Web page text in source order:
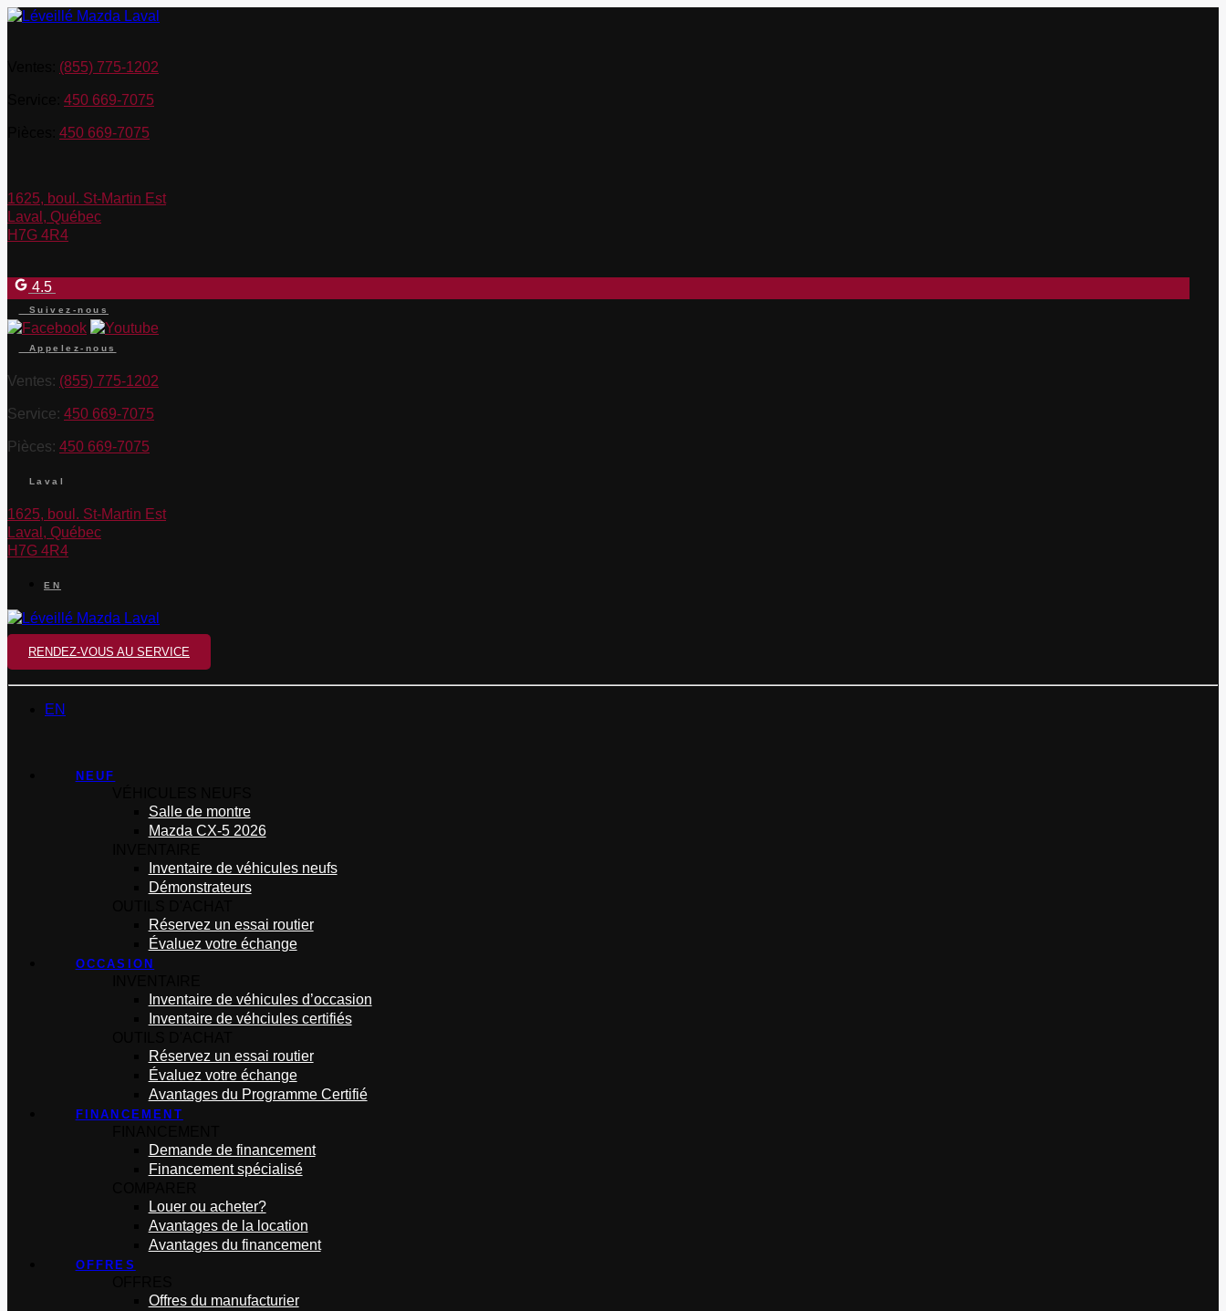
(855) 775-1202
450 669-7075
450 669-7075
1625, boul. St-Martin Est
Laval , Québec
H7G 4R4
4.5
Suivez-nous
Appelez-nous
Ventes: (855) 775-1202
Service: 450 669-7075
Pièces: 450 669-7075
Laval
1625, boul. St-Martin Est
Laval , Québec
H7G 4R4
EN
RENDEZ-VOUS AU SERVICE
EN
NEUF
Salle de montre
Mazda CX-5 2026
Inventaire de véhicules neufs
Démonstrateurs
Réservez un essai routier
Évaluez votre échange
OCCASION
Inventaire de véhicules d’occasion
Inventaire de véhciules certifiés
Réservez un essai routier
Évaluez votre échange
Avantages du Programme Certifié
FINANCEMENT
Demande de financement
Financement spécialisé
Louer ou acheter?
Avantages de la location
Avantages du financement
OFFRES
Offres du manufacturier